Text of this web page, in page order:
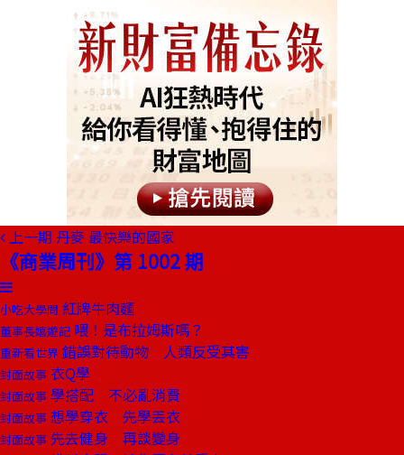
上一期 丹麥 最快樂的國家
《商業周刊》第 1002 期
小吃大學問 紅牌牛肉麵
董事長嬉遊記 喂！是布拉姆斯嗎？
重新看世界 錯誤對待動物 人類反受其害
封面故事 衣Q學
封面故事 學搭配 不必亂消費
封面故事 想學穿衣 先學丟衣
封面故事 先去健身 再談變身